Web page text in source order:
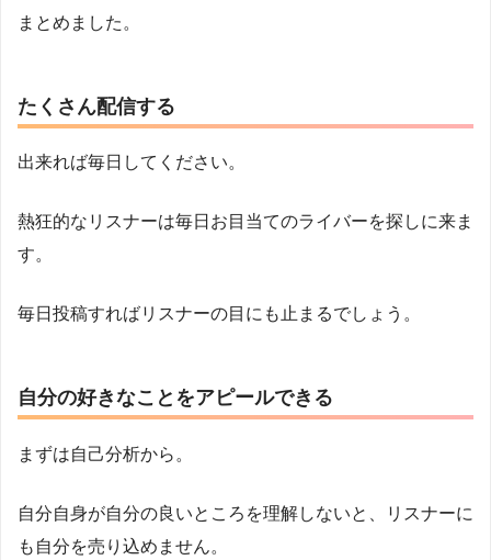
まとめました。
たくさん配信する
出来れば毎日してください。
熱狂的なリスナーは毎日お目当てのライバーを探しに来ま
す。
毎日投稿すればリスナーの目にも止まるでしょう。
自分の好きなことをアピールできる
まずは自己分析から。
自分自身が自分の良いところを理解しないと、リスナーに
も自分を売り込めません。